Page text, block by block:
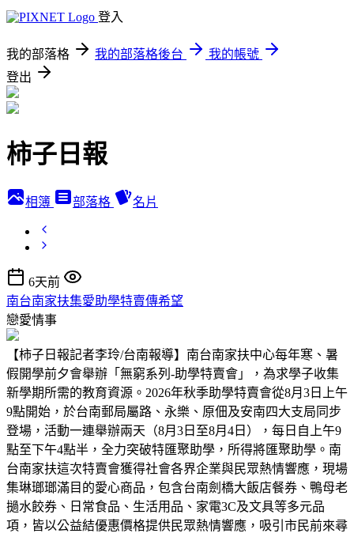
登入
我的部落格 我的部落格後台
我的帳號
登出
柿子日報
相簿 部落格 名片
6天前
南台南家扶集愛助學特賣傳希望
戀愛情事
【柿子日報記者李玲/台南報導】南台南家扶中心每年寒、暑
假開學前夕會舉辦「無窮系列-助學特賣會」，為求學子收集
新學期所需的教育資源。2026年秋季助學特賣會從8月3日上午
9點開始，於台南郵局屬路、永樂、原佃及安南四大支局同步
登場，活動一連舉辦兩天（8月3日至8月4日），每日自上午9
點至下午4點半，全力突破特匯聚助學，所得將匯聚助學。南
台南家扶這次特賣會獲得社會各界企業與民眾熱情響應，現場
集琳瑯瑯滿目的愛心商品，包含台南劍橋大飯店餐券、鴨母老
撾水餃券、日常食品、生活用品、家電3C及文具等多元品
項，皆以公益結優惠價格提供民眾熱情響應，吸引市民前來尋